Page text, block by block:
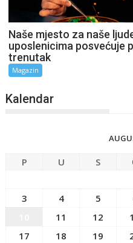
Naše mjesto za naše
uposlenicima posvećuje
trenutak
Magazin
Kalendar
P U S
3
4 5
11 12
17
18 19